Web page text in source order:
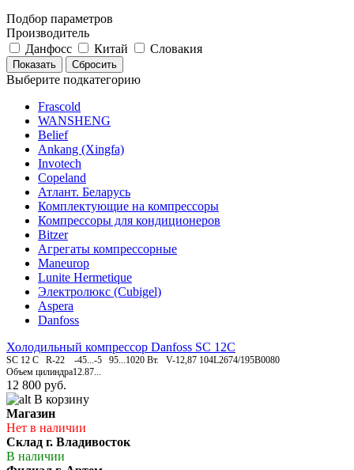
Подбор параметров
Производитель
Данфосс
Китай Словакия
Выберите подкатегорию
Frascold
WANSHENG
Belief
Ankang (Xingfa)
Invotech
Copeland
Атлант. Беларусь
Комплектующие на компрессоры
Компрессоры для кондиционеров
Bitzer
Агрегаты компрессорные
Maneurop
Lunite Hermetique
Электролюкс (Cubigel)
Aspera
Danfoss
Холодильный компрессор Danfoss SC 12C
SC 12 C R-22 -45...-5 95...1020 Вт. V-12,87 104L2674/195B0080
Объем цилиндра12.87...
12 800 руб.
В корзину
Магазин
Нет в наличии
Склад г. Владивосток
В наличии